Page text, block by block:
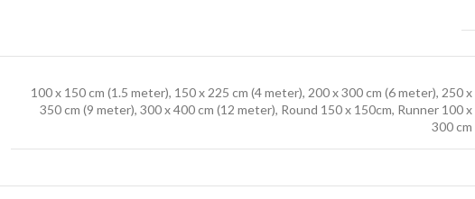
100 x 150 cm (1.5 meter), 150 x 225 cm (4 meter), 200 x 300 cm (6 meter), 250 x
350 cm (9 meter), 300 x 400 cm (12 meter), Round 150 x 150cm, Runner 100 x
300 cm